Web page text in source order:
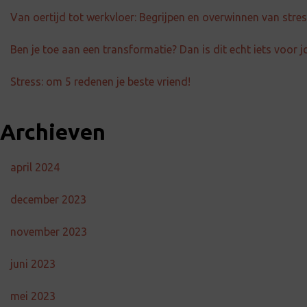
Van oertijd tot werkvloer: Begrijpen en overwinnen van
Ben je toe aan een transformatie? Dan is dit echt iets voor
Stress: om 5 redenen je beste vriend!
Archieven
april 2024
december 2023
november 2023
juni 2023
mei 2023